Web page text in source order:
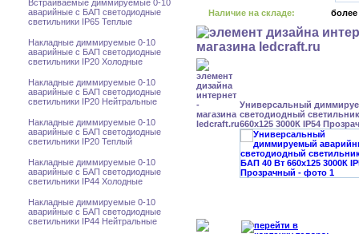
Встраиваемые диммируемые 0-10
аварийные с БАП светодиодные
светильники IP65 Теплые
Накладные диммируемые 0-10
аварийные с БАП светодиодные
светильники IP20 Холодные
Накладные диммируемые 0-10
аварийные с БАП светодиодные
светильники IP20 Нейтральные
Накладные диммируемые 0-10
аварийные с БАП светодиодные
светильники IP20 Теплый
Накладные диммируемые 0-10
аварийные с БАП светодиодные
светильники IP44 Холодные
Накладные диммируемые 0-10
аварийные с БАП светодиодные
светильники IP44 Нейтральные
Наличие на складе: более
Универсальный
светодиодный
660x125 3000К IP54